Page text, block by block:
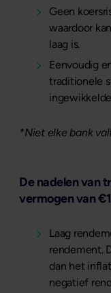
Geen
waardoor
laag is.
Eenvoudig
traditionele
*Niet elke bank
De nadelen van
vermogen van
Laag
rendement.
dan het
negatief